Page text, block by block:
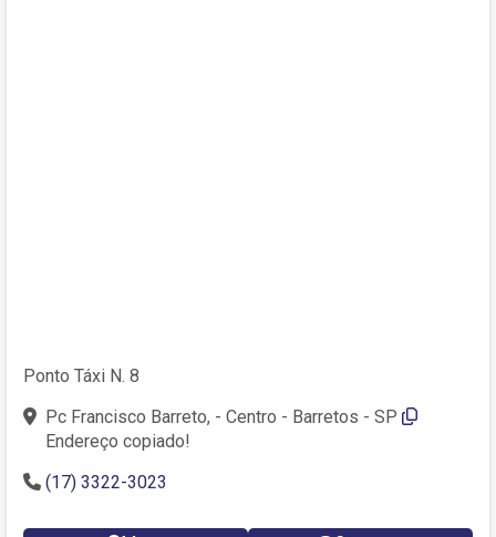
Ponto Táxi N. 8
Pc Francisco Barreto, - Centro - Barretos - SP
Endereço copiado!
(17) 3322-3023